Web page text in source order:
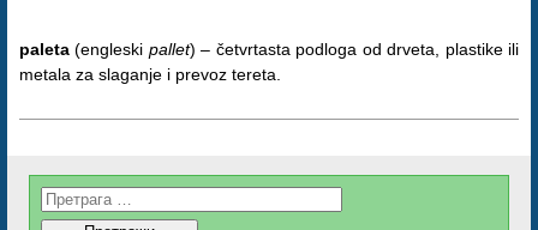
paleta (engleski pallet) – četvrtasta podloga od drveta, plastike ili
metala za slaganje i prevoz tereta.